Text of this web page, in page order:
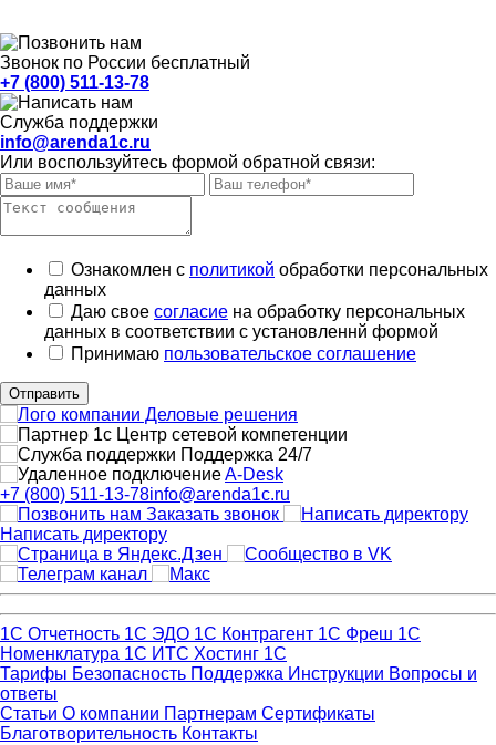
Звонок по России бесплатный
+7 (800) 511-13-78
Служба поддержки
info@arenda1c.ru
Или воспользуйтесь формой обратной связи:
Ознакомлен с политикой обработки персональных
данных
Даю свое согласие на обработку персональных
данных в соответствии с установленнй формой
Принимаю пользовательское соглашение
Отправить
Поддержка 24/7
A-Desk
+7 (800) 511-13-78info@arenda1c.ru
Заказать звонок
Написать директору
1С Отчетность 1С ЭДО 1С Контрагент 1С Фреш 1С
Номенклатура 1С ИТС Хостинг 1С
Тарифы Безопасность Поддержка Инструкции Вопросы и
ответы
Статьи О компании Партнерам Сертификаты
Благотворительность Контакты